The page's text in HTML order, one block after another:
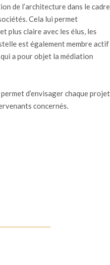
de l’architecture dans le cadre
Cela lui permet
plus claire avec les élus, les
est également membre actif
qui a pour objet la médiation
d’envisager chaque projet
concernés.